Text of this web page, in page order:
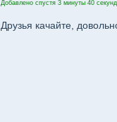
Добавлено спустя 3 минуты 40
Друзья качайте,